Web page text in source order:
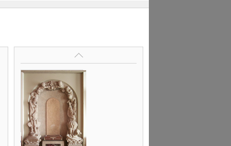
Op deze pagina